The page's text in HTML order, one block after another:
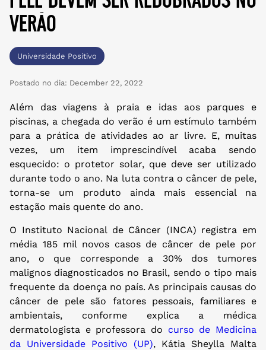
verão
Universidade Positivo
Postado no dia: December 22, 2022
Além das viagens à praia e idas aos parques e
piscinas, a chegada do verão é um estímulo também
para a prática de atividades ao ar livre. E, muitas
vezes, um item imprescindível acaba sendo
esquecido: o protetor solar, que deve ser utilizado
durante todo o ano. Na luta contra o câncer de pele,
torna-se um produto ainda mais essencial na
estação mais quente do ano.
O Instituto Nacional de Câncer (INCA) registra em
média 185 mil novos casos de câncer de pele por
ano, o que corresponde a 30% dos tumores
malignos diagnosticados no Brasil, sendo o tipo mais
frequente da doença no país. As principais causas do
câncer de pele são fatores pessoais, familiares e
ambientais, conforme explica a médica
dermatologista e professora do curso de Medicina
da Universidade Positivo (UP), Kátia Sheylla Malta